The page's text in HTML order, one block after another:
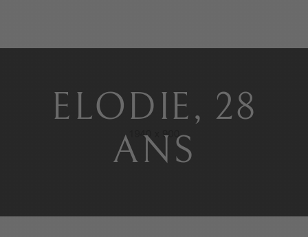
ELODIE, 28
ANS